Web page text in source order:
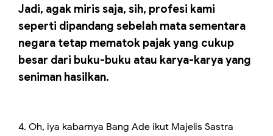
Jadi, agak miris saja, sih, profesi kami
seperti dipandang sebelah mata sementara
negara tetap mematok pajak yang cukup
besar dari buku-buku atau karya-karya yang
seniman hasilkan.
4. Oh, iya kabarnya Bang Ade ikut Majelis Sastra